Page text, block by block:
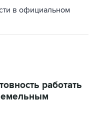
в официальном
работать